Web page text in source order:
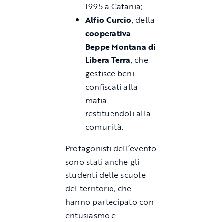
1995 a Catania;
Alfio Curcio, della
cooperativa
Beppe Montana di
Libera Terra, che
gestisce beni
confiscati alla
mafia
restituendoli alla
comunità.
Protagonisti dell’evento
sono stati anche gli
studenti delle scuole
del territorio, che
hanno partecipato con
entusiasmo e